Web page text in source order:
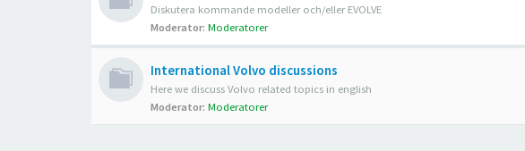
Diskutera kommande modeller och/eller EVOLVE
Moderator: Moderatorer
International Volvo discussions
Here we discuss Volvo related topics in english
Moderator: Moderatorer